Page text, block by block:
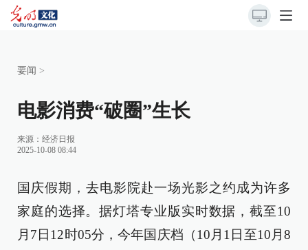
要闻 >
电影消费“破圈”生长
来源： 经济日报
2025-10-08 08:44
国庆假期，去电影院赴一场光影之约成为许多
家庭的选择。据灯塔专业版实时数据，截至10
月7日12时05分，今年国庆档（10月1日至10月8